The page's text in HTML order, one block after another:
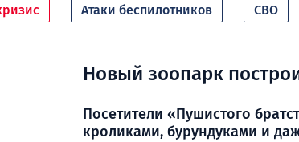
Атаки беспилотников СВО
Новый зоопарк
Посетители «Пушистого
кроликами, бурундуками и